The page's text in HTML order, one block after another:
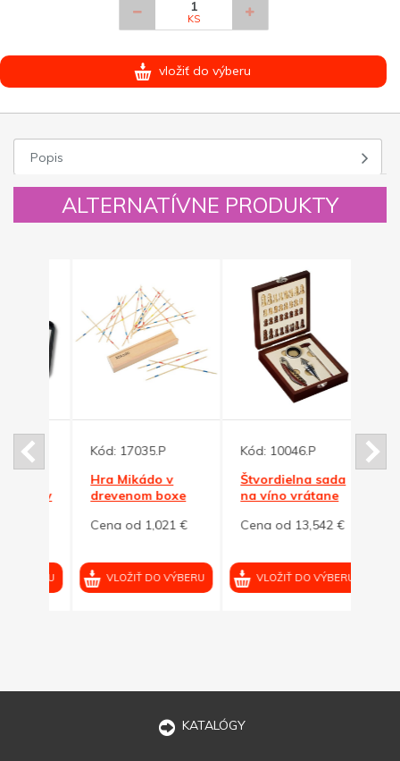
KS
vložiť do výberu
Popis
ALTERNATÍVNE PRODUKTY
Kód:17035.P
Hra Mikádo v
drevenom boxe
Cena od 1,021 €
VLOŽIŤ DO VÝBERU
Kód:10046.P
Štvordielna sada
na víno vrátane
Cena od 13,542 €
VLOŽIŤ DO VÝBERU
Kód:
KATALÓGY